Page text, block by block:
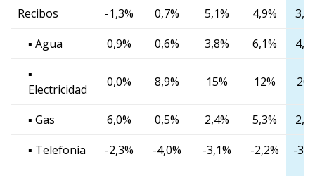
Recibos -1,3% 0,7% 5,1% 4,9%
▪ Agua
0,9% 0,6% 3,8% 6,1%
▪
Electricidad
0,0% 8,9% 15% 12%
▪ Gas 6,0% 0,5% 2,4% 5,3%
▪ Telefonía
-2,3% -4,0% -3,1% -2,2%
-